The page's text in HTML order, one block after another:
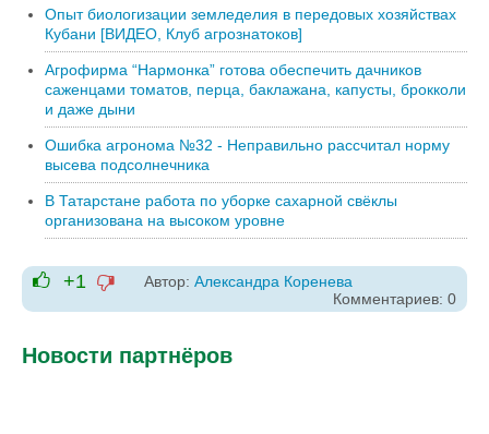
Опыт биологизации земледелия в передовых хозяйствах
Кубани [ВИДЕО, Клуб агрознатоков]
Агрофирма “Нармонка” готова обеспечить дачников
саженцами томатов, перца, баклажана, капусты, брокколи
и даже дыни
Ошибка агронома №32 - Неправильно рассчитал норму
высева подсолнечника
В Татарстане работа по уборке сахарной свёклы
организована на высоком уровне
+1 Автор: Александра Коренева
Комментариев: 0
Новости партнёров